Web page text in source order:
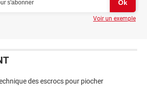
Voir un exemple
des escrocs pour piocher